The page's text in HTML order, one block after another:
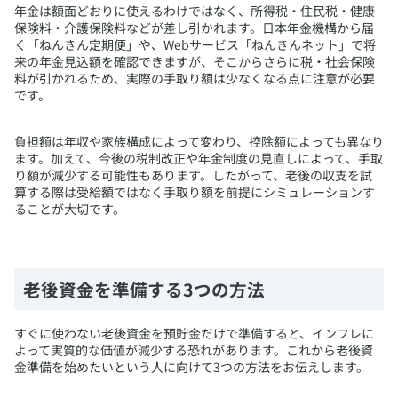
​年金は額面どおりに使えるわけではなく、所得税・住民税・健康
保険料・介護保険料などが差し引かれます。日本年金機構から届
く「ねんきん定期便」や、Webサービス「ねんきんネット」で将
来の年金見込額を確認できますが、そこからさらに税・社会保険
料が引かれるため、実際の手取り額は少なくなる点に注意が必要
です。
負担額は年収や家族構成によって変わり、控除額によっても異なり
ます。加えて、今後の税制改正や年金制度の見直しによって、手取
り額が減少する可能性もあります。したがって、老後の収支を試
算する際は受給額ではなく手取り額を前提にシミュレーションす
ることが大切です。
​老後資金を準備する3つの方法
​すぐに使わない老後資金を預貯金だけで準備すると、インフレに
よって実質的な価値が減少する恐れがあります。これから老後資
金準備を始めたいという人に向けて3つの方法をお伝えします。